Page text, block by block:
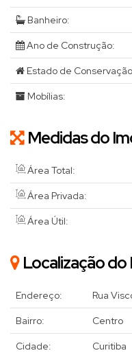
Banheiro:
Ano de Construção:
Estado de
Mobílias:
Medidas do
Área Total:
Área Privada:
Área Útil:
Localização do
Endereço: Rua
Bairro: Centro
Cidade: Curitiba